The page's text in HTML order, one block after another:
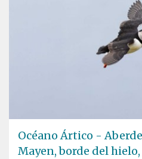
Océano Ártico -
Mayen, borde del